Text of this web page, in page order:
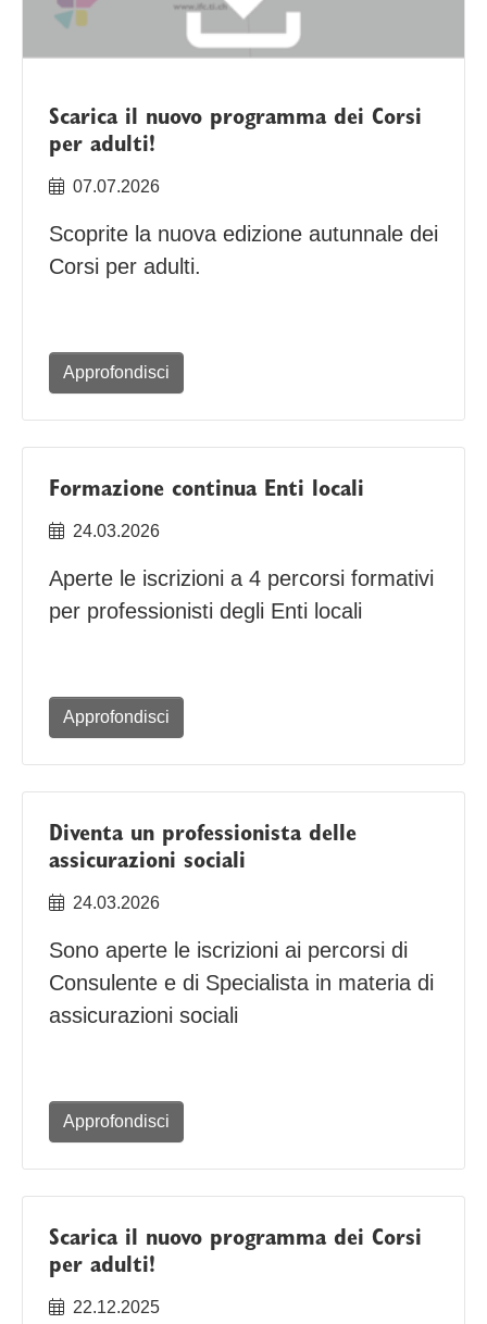
Scarica il nuovo programma dei Corsi
per adulti!
07.07.2026
Scoprite la nuova edizione autunnale dei
Corsi per adulti.
Approfondisci
Formazione continua Enti locali
24.03.2026
Aperte le iscrizioni a 4 percorsi formativi
per professionisti degli Enti locali
Approfondisci
Diventa un professionista delle
assicurazioni sociali
24.03.2026
Sono aperte le iscrizioni ai percorsi di
Consulente e di Specialista in materia di
assicurazioni sociali
Approfondisci
Scarica il nuovo programma dei Corsi
per adulti!
22.12.2025